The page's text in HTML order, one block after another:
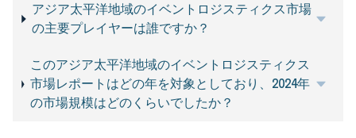
アジア太平洋地域のイベントロジスティクス市場
の主要プレイヤーは誰ですか？
このアジア太平洋地域のイベントロジスティクス
市場レポートはどの年を対象としており、2024年
の市場規模はどのくらいでしたか？